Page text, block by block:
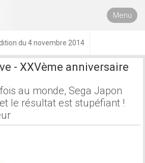
Menu
du 4 novembre 2014
- XXVème anniversaire
au monde, Sega Japon
le résultat est stupéfiant !